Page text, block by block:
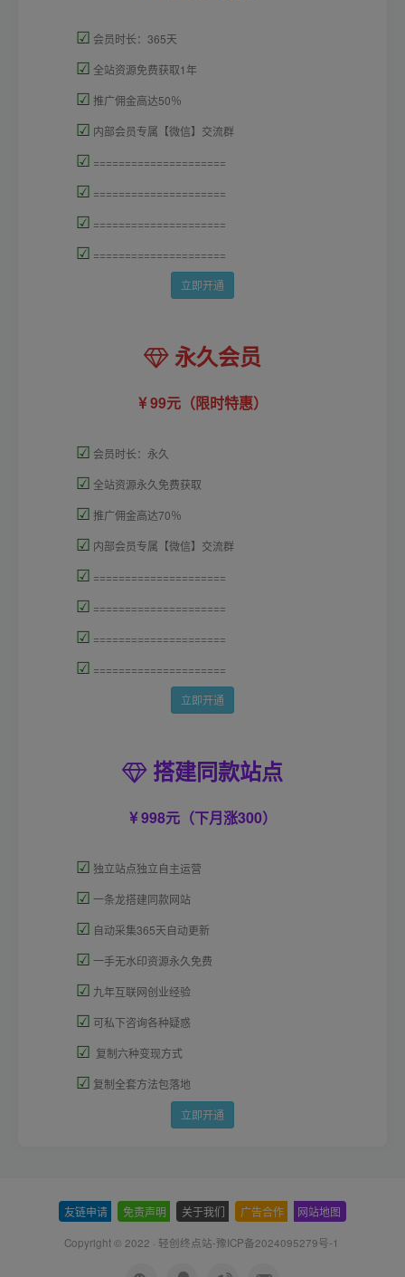
☑ 会员时长：365天
☑ 全站资源免费获取1年
☑ 推广佣金高达50％
☑ 内部会员专属【微信】交流群
☑ =====================
☑ =====================
☑ =====================
☑ =====================
立即开通
永久会员
99元（限时特惠）
☑ 会员时长：永久
☑ 全站资源永久免费获取
☑ 推广佣金高达70％
☑ 内部会员专属【微信】交流群
☑ =====================
☑ =====================
☑ =====================
☑ =====================
立即开通
搭建同款站点
998元（下月涨300）
☑ 独立站点独立自主运营
☑ 一条龙搭建同款网站
☑ 自动采集365天自动更新
☑ 一手无水印资源永久免费
☑ 九年互联网创业经验
☑ 可私下咨询各种疑惑
☑ 复制六种变现方式
☑ 复制全套方法包落地
立即开通
友链申请 免责声明 关于我们 广告合作 网站地图
Copyright © 2022 · 轻创终点站-豫ICP备2024095279号-1